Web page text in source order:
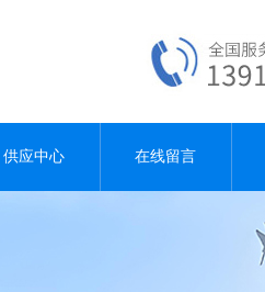
供应中心 在线留言